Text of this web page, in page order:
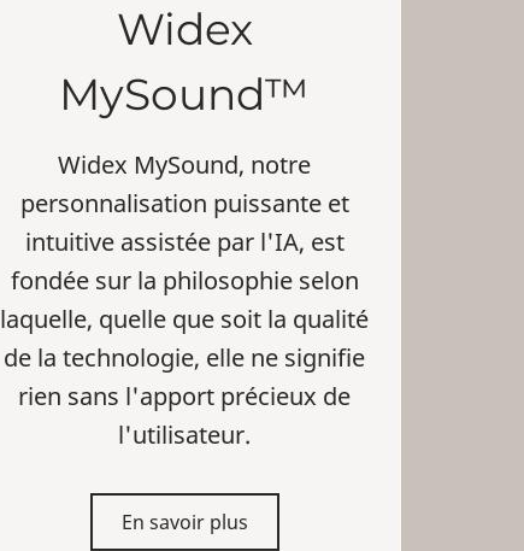
Widex
MySound™
Widex MySound, notre
personnalisation puissante et
intuitive assistée par l'IA, est
fondée sur la philosophie selon
laquelle, quelle que soit la qualité
de la technologie, elle ne signifie
rien sans l'apport précieux de
l'utilisateur.
En savoir plus